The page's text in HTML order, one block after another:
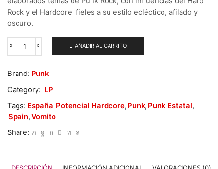
Rock y el Hardcore, fieles a su estilo ecléctico, afilado y
oscuro.
Vomito
De
cantidad
AÑADIR AL CARRITO
Brand: Punk
Category: LP
Tags: España, Potencial Hardcore, Punk, Punk Estatal,
Spain,Vomito
Share:
DESCRIPCIÓN INFORMACIÓN ADICIONAL VALORACIONES (0)